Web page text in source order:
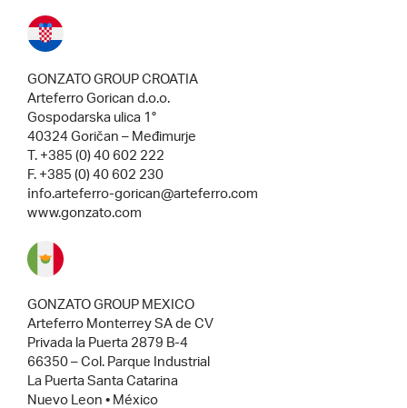
GONZATO GROUP CROATIA
Arteferro Gorican d.o.o.
Gospodarska ulica 1°
40324 Goričan – Međimurje
T. +385 (0) 40 602 222
F. +385 (0) 40 602 230
info.arteferro-gorican@arteferro.com
www.gonzato.com
GONZATO GROUP MEXICO
Arteferro Monterrey SA de CV
Privada la Puerta 2879 B-4
66350 – Col. Parque Industrial
La Puerta Santa Catarina
Nuevo Leon • México